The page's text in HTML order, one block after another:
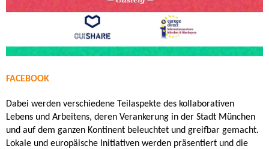
FACEBOOK
Dabei werden verschiedene Teilaspekte des kollaborativen
Lebens und Arbeitens, deren Verankerung in der Stadt München
und auf dem ganzen Kontinent beleuchtet und greifbar gemacht.
Lokale und europäische Initiativen werden präsentiert und die